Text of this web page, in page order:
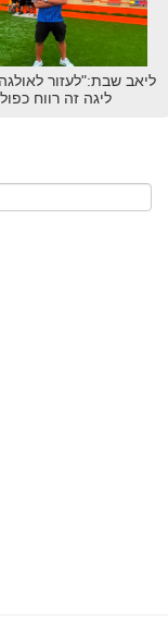
ליאב שבת:"לעזור
ליגה זה רווח כפול